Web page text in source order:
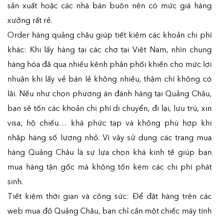
sản xuất hoặc các nhà bán buôn nên có mức giá hàng
xưởng rất rẻ.
Order hàng quảng châu giúp tiết kiệm các khoản chi phí
khác: Khi lấy hàng tại các chợ tại Việt Nam, nhìn chung
hàng hóa đã qua nhiều kênh phân phối khiến cho mức lợi
nhuận khi lấy về bán lẻ không nhiều, thậm chí không có
lãi. Nếu như chọn phương án đánh hàng tại Quảng Châu,
bạn sẽ tốn các khoản chi phí di chuyển, đi lại, lưu trú, xin
visa, hộ chiếu… khá phức tạp và không phù hợp khi
nhập hàng số lượng nhỏ. Vì vậy sử dụng các trang mua
hàng Quảng Châu là sự lựa chọn khá kinh tế giúp bạn
mua hàng tận gốc mà không tốn kém các chi phí phát
sinh.
Tiết kiệm thời gian và công sức: Để đặt hàng trên các
web mua đồ Quảng Châu, bạn chỉ cần một chiếc máy tính